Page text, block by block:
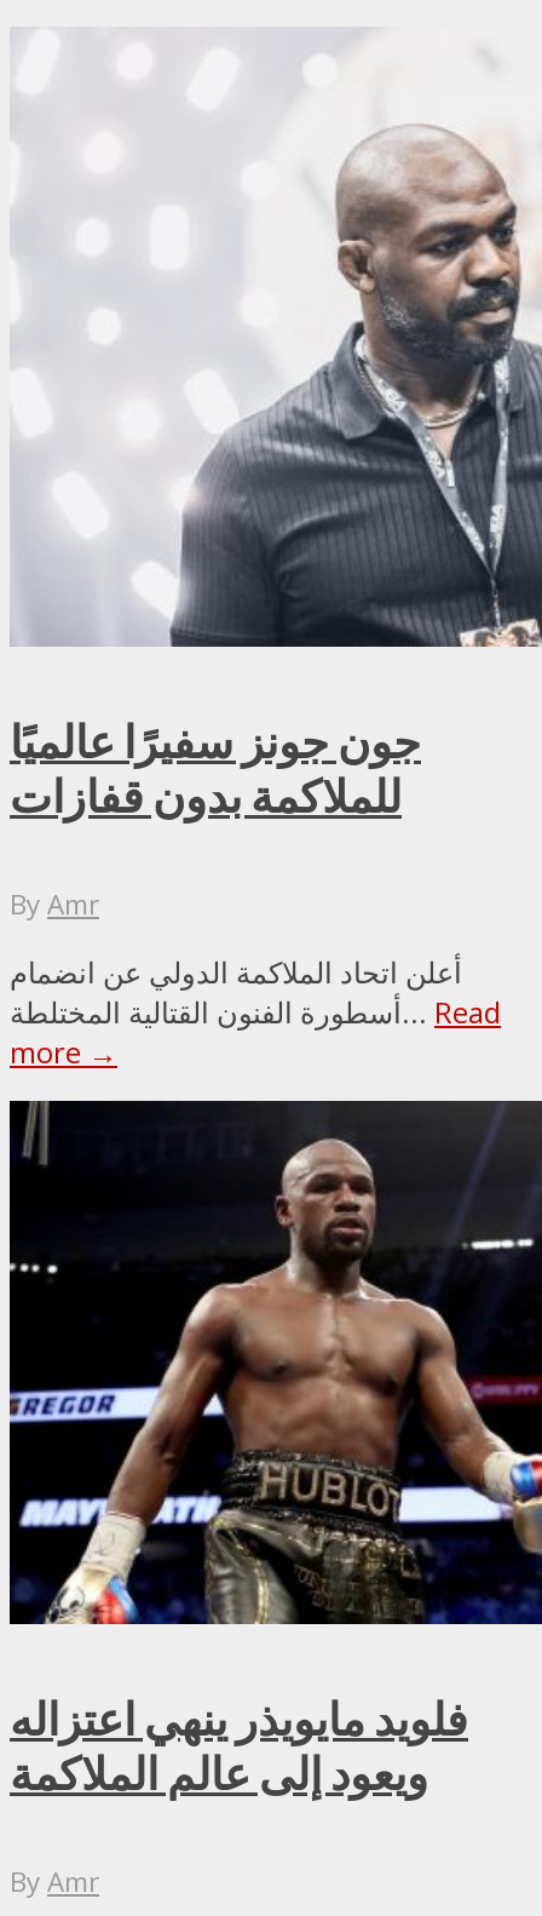
جون جونز سفيرًا عالميًا
للملاكمة بدون قفازات
ByAmr
أعلن اتحاد الملاكمة الدولي عن انضمام
أسطورة الفنون القتالية المختلطة... Read
more →
فلويد مايويذر ينهي اعتزاله
ويعود إلى عالم الملاكمة
ByAmr